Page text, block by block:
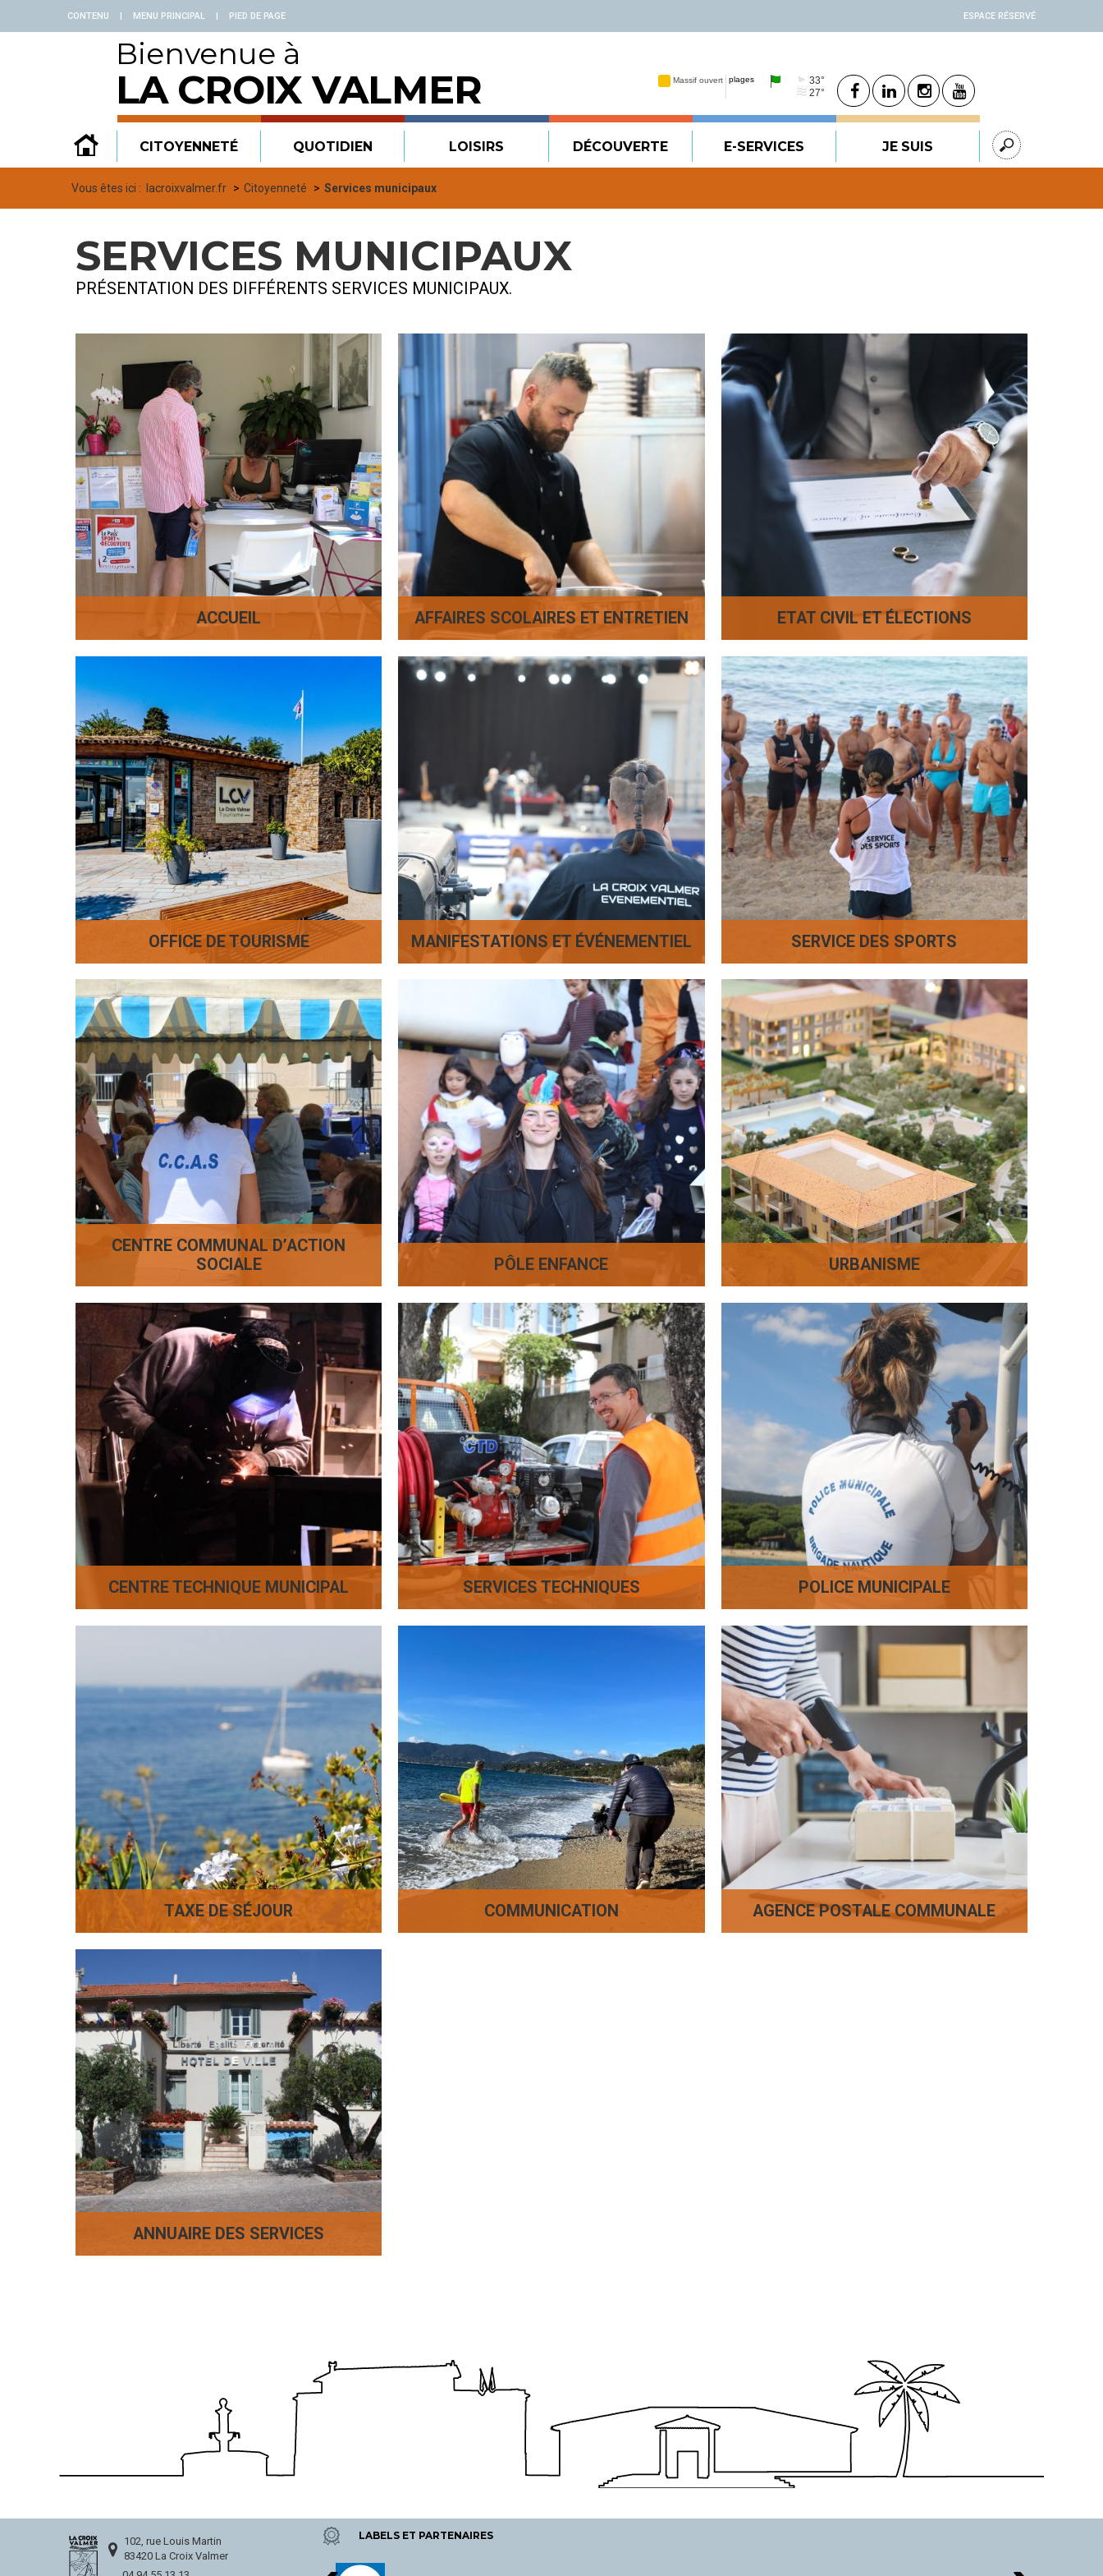
CONTENU | MENU PRINCIPAL | PIED DE PAGE ESPACE RÉSERVÉ
Bienvenue à
LA CROIX VALMER
CITOYENNETÉ QUOTIDIEN LOISIRS DÉCOUVERTE E-SERVICES JE SUIS
Vous êtes ici : lacroixvalmer.fr Citoyenneté Services municipaux
SERVICES MUNICIPAUX
PRÉSENTATION DES DIFFÉRENTS SERVICES MUNICIPAUX.
ACCUEIL AFFAIRES SCOLAIRES ET ENTRETIEN ETAT CIVIL ET ÉLECTIONS
OFFICE DE TOURISME MANIFESTATIONS ET ÉVÉNEMENTIEL SERVICE DES SPORTS
CENTRE COMMUNAL D’ACTION
SOCIALE
PÔLE ENFANCE URBANISME
CENTRE TECHNIQUE MUNICIPAL SERVICES TECHNIQUES POLICE MUNICIPALE
TAXE DE SÉJOUR COMMUNICATION AGENCE POSTALE COMMUNALE
ANNUAIRE DES SERVICES
102, rue Louis Martin
83420 La Croix Valmer
LABELS ET PARTENAIRES